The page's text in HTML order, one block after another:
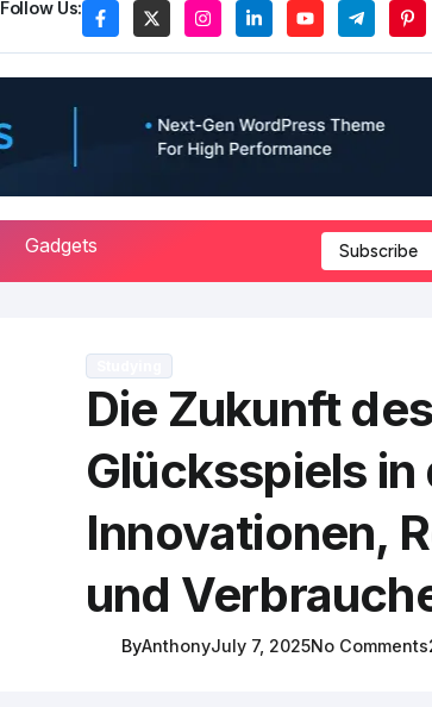
Follow Us:
Gadgets Subscribe
Die Zukunft
Glücksspiels
Innovationen,
und
ByAnthonyJuly 7, 2025No Comments